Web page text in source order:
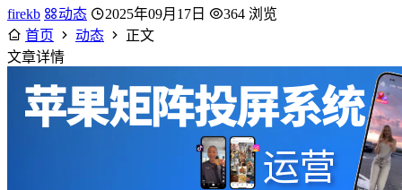
firekb 动态 2025年09月17日
364 浏览
首页
动态
正文
文章详情